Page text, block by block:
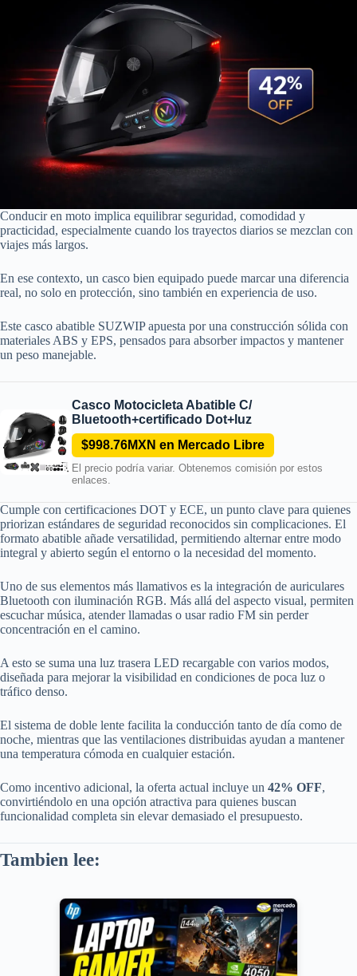
Conducir en moto implica equilibrar seguridad, comodidad y
practicidad, especialmente cuando los trayectos diarios se mezclan con
viajes más largos.
En ese contexto, un casco bien equipado puede marcar una diferencia
real, no solo en protección, sino también en experiencia de uso.
Este casco abatible SUZWIP apuesta por una construcción sólida con
materiales ABS y EPS, pensados para absorber impactos y mantener
un peso manejable.
Casco Motocicleta Abatible C/
Bluetooth+certificado Dot+luz
$998.76MXN en Mercado Libre
El precio podría variar. Obtenemos comisión por estos
enlaces.
Cumple con certificaciones DOT y ECE, un punto clave para quienes
priorizan estándares de seguridad reconocidos sin complicaciones. El
formato abatible añade versatilidad, permitiendo alternar entre modo
integral y abierto según el entorno o la necesidad del momento.
Uno de sus elementos más llamativos es la integración de auriculares
Bluetooth con iluminación RGB. Más allá del aspecto visual, permiten
escuchar música, atender llamadas o usar radio FM sin perder
concentración en el camino.
A esto se suma una luz trasera LED recargable con varios modos,
diseñada para mejorar la visibilidad en condiciones de poca luz o
tráfico denso.
El sistema de doble lente facilita la conducción tanto de día como de
noche, mientras que las ventilaciones distribuidas ayudan a mantener
una temperatura cómoda en cualquier estación.
Como incentivo adicional, la oferta actual incluye un 42% OFF,
convirtiéndolo en una opción atractiva para quienes buscan
funcionalidad completa sin elevar demasiado el presupuesto.
Tambien lee: